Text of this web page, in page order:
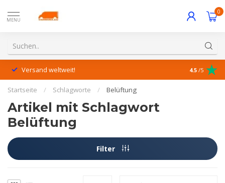
MENU
0
Versand weltweit! 4.5 /5
Startseite / Schlagworte / Belüftung
Artikel mit Schlagwort
Belüftung
Filter